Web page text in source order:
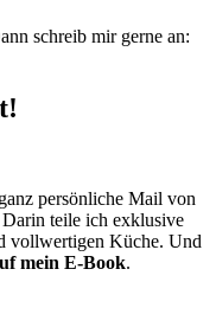
schreib mir gerne an:
persönliche Mail von
teile ich exklusive
vollwertigen Küche. Und
mein E-Book.